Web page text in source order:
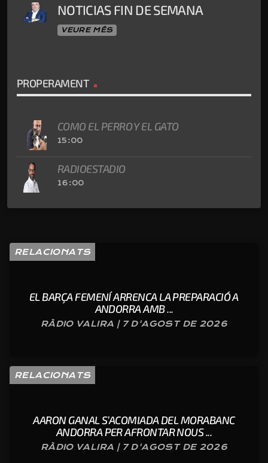
NOTICIAS FIN DE SEMANA
VEURE MÉS
PROPERAMENT
COMO EL PERRO Y EL GATO
15:00
RADIOESTADIO
16:00
RELACIONATS
EL BARÇA FEMENÍ ARRENCA LA PREPARACIÓ A
ANDORRA AMB ...
RÀDIO VALIRA | 7 D'AGOST DE 2026
RELACIONATS
AARON GANAL S’ACOMIADA DEL MORABANC
ANDORRA PER AFRONTAR NOUS ...
RÀDIO VALIRA | 7 D'AGOST DE 2026